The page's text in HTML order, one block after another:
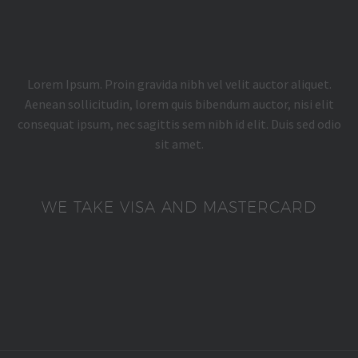
Lorem Ipsum. Proin gravida nibh vel velit auctor aliquet.
Aenean sollicitudin, lorem quis bibendum auctor, nisi elit
consequat ipsum, nec sagittis sem nibh id elit. Duis sed odio
sit amet.
WE TAKE VISA AND MASTERCARD